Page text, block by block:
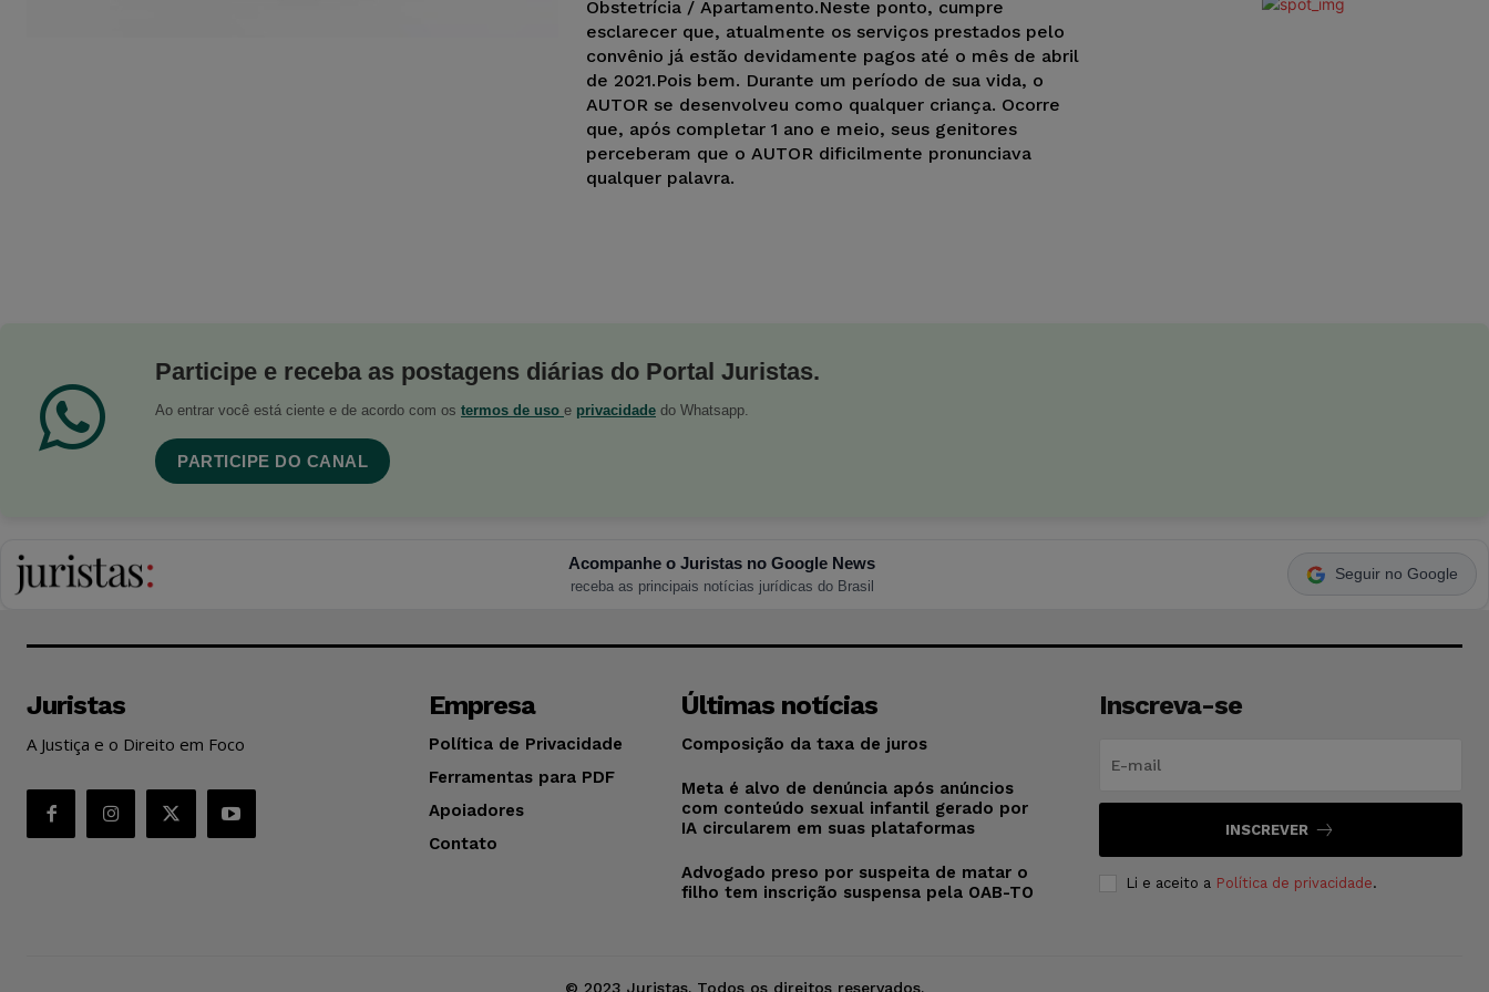
Obstetrícia / Apartamento.Neste ponto, cumpre
esclarecer que, atualmente os serviços prestados pelo
convênio já estão devidamente pagos até o mês de abril
de 2021.Pois bem. Durante um período de sua vida, o
AUTOR se desenvolveu como qualquer criança. Ocorre
que, após completar 1 ano e meio, seus genitores
perceberam que o AUTOR dificilmente pronunciava
qualquer palavra.
Participe e receba as postagens diárias do Portal Juristas.
Ao entrar você está ciente e de acordo com os termos de uso e privacidade do Whatsapp.
PARTICIPE DO CANAL
Acompanhe o Juristas no Google News
receba as principais notícias jurídicas do Brasil
Seguir no Google
Juristas
A Justiça e o Direito em Foco
Empresa
Política de Privacidade
Ferramentas para PDF
Apoiadores
Contato
Últimas notícias
Composição da taxa de juros
Meta é alvo de denúncia após anúncios
com conteúdo sexual infantil gerado por
IA circularem em suas plataformas
Advogado preso por suspeita de matar o
filho tem inscrição suspensa pela OAB-TO
Inscreva-se
INSCREVER
Li e aceito a Política de privacidade.
© 2023 Juristas. Todos os direitos reservados.